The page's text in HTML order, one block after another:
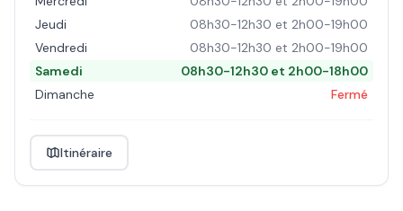
Jeudi
08h30-12h30 et 2h00-19h00
Vendredi
08h30-12h30 et 2h00-19h00
Samedi
08h30-12h30 et 2h00-18h00
Dimanche
Fermé
Itinéraire